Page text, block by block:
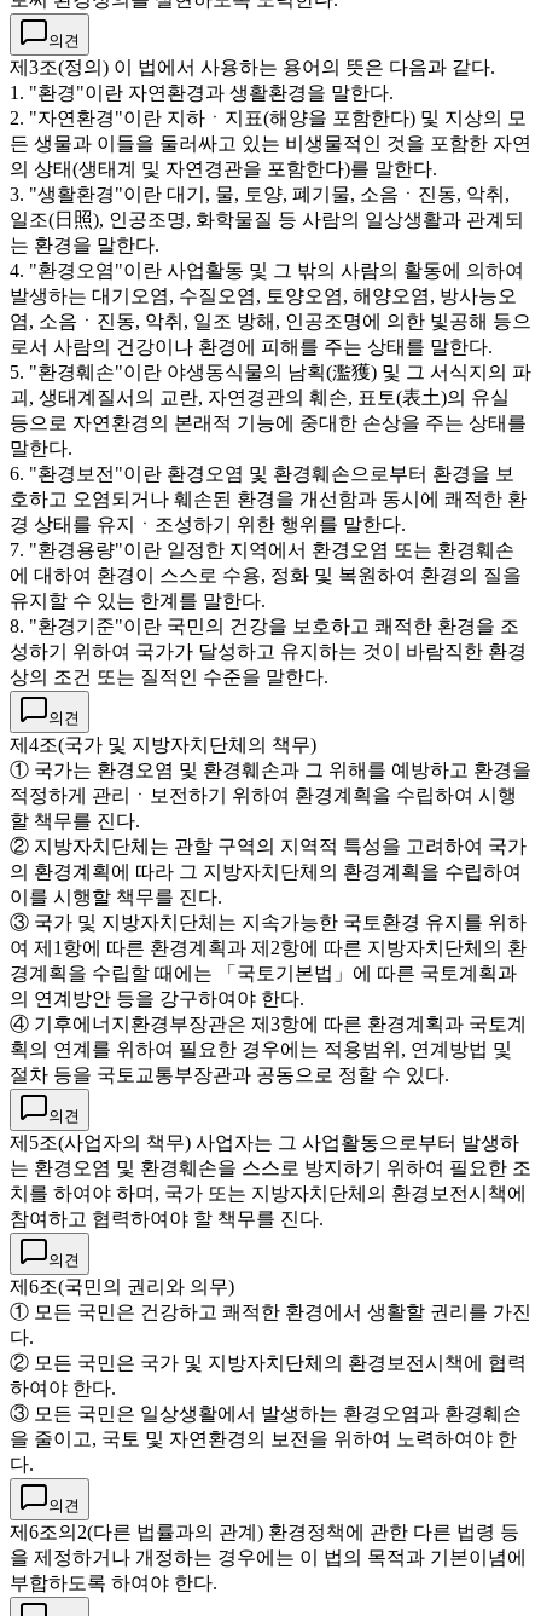
의견
제3조(정의) 이 법에서 사용하는 용어의 뜻은 다음과 같다.
1. "환경"이란 자연환경과 생활환경을 말한다.
2. "자연환경"이란 지하ㆍ지표(해양을 포함한다) 및 지상의 모
든 생물과 이들을 둘러싸고 있는 비생물적인 것을 포함한 자연
의 상태(생태계 및 자연경관을 포함한다)를 말한다.
3. "생활환경"이란 대기, 물, 토양, 폐기물, 소음ㆍ진동, 악취,
일조(日照), 인공조명, 화학물질 등 사람의 일상생활과 관계되
는 환경을 말한다.
4. "환경오염"이란 사업활동 및 그 밖의 사람의 활동에 의하여
발생하는 대기오염, 수질오염, 토양오염, 해양오염, 방사능오
염, 소음ㆍ진동, 악취, 일조 방해, 인공조명에 의한 빛공해 등으
로서 사람의 건강이나 환경에 피해를 주는 상태를 말한다.
5. "환경훼손"이란 야생동식물의 남획(濫獲) 및 그 서식지의 파
괴, 생태계질서의 교란, 자연경관의 훼손, 표토(表土)의 유실
등으로 자연환경의 본래적 기능에 중대한 손상을 주는 상태를
말한다.
6. "환경보전"이란 환경오염 및 환경훼손으로부터 환경을 보
호하고 오염되거나 훼손된 환경을 개선함과 동시에 쾌적한 환
경 상태를 유지ㆍ조성하기 위한 행위를 말한다.
7. "환경용량"이란 일정한 지역에서 환경오염 또는 환경훼손
에 대하여 환경이 스스로 수용, 정화 및 복원하여 환경의 질을
유지할 수 있는 한계를 말한다.
8. "환경기준"이란 국민의 건강을 보호하고 쾌적한 환경을 조
성하기 위하여 국가가 달성하고 유지하는 것이 바람직한 환경
상의 조건 또는 질적인 수준을 말한다.
의견
제4조(국가 및 지방자치단체의 책무)
① 국가는 환경오염 및 환경훼손과 그 위해를 예방하고 환경을
적정하게 관리ㆍ보전하기 위하여 환경계획을 수립하여 시행
할 책무를 진다.
② 지방자치단체는 관할 구역의 지역적 특성을 고려하여 국가
의 환경계획에 따라 그 지방자치단체의 환경계획을 수립하여
이를 시행할 책무를 진다.
③ 국가 및 지방자치단체는 지속가능한 국토환경 유지를 위하
여 제1항에 따른 환경계획과 제2항에 따른 지방자치단체의 환
경계획을 수립할 때에는 「국토기본법」에 따른 국토계획과
의 연계방안 등을 강구하여야 한다.
④ 기후에너지환경부장관은 제3항에 따른 환경계획과 국토계
획의 연계를 위하여 필요한 경우에는 적용범위, 연계방법 및
절차 등을 국토교통부장관과 공동으로 정할 수 있다.
의견
제5조(사업자의 책무) 사업자는 그 사업활동으로부터 발생하
는 환경오염 및 환경훼손을 스스로 방지하기 위하여 필요한 조
치를 하여야 하며, 국가 또는 지방자치단체의 환경보전시책에
참여하고 협력하여야 할 책무를 진다.
의견
제6조(국민의 권리와 의무)
① 모든 국민은 건강하고 쾌적한 환경에서 생활할 권리를 가진
다.
② 모든 국민은 국가 및 지방자치단체의 환경보전시책에 협력
하여야 한다.
③ 모든 국민은 일상생활에서 발생하는 환경오염과 환경훼손
을 줄이고, 국토 및 자연환경의 보전을 위하여 노력하여야 한
다.
의견
제6조의2(다른 법률과의 관계) 환경정책에 관한 다른 법령 등
을 제정하거나 개정하는 경우에는 이 법의 목적과 기본이념에
부합하도록 하여야 한다.